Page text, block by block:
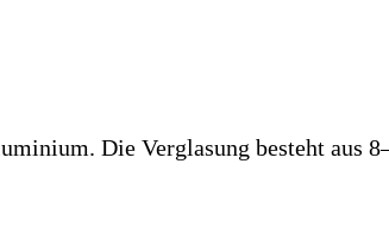
Die Verglasung besteht aus